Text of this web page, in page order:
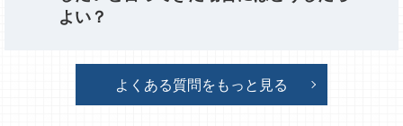
よい？
よくある質問をもっと見る